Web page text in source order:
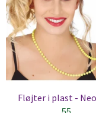
Fløjter i plast -